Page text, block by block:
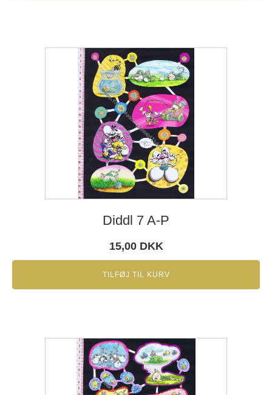
Diddl 7 A-P
15,00 DKK
TILFØJ TIL KURV